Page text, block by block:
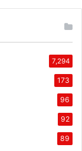
7,294
173
96
92
89